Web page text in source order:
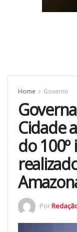
Home Governo
Cidade
do
Por